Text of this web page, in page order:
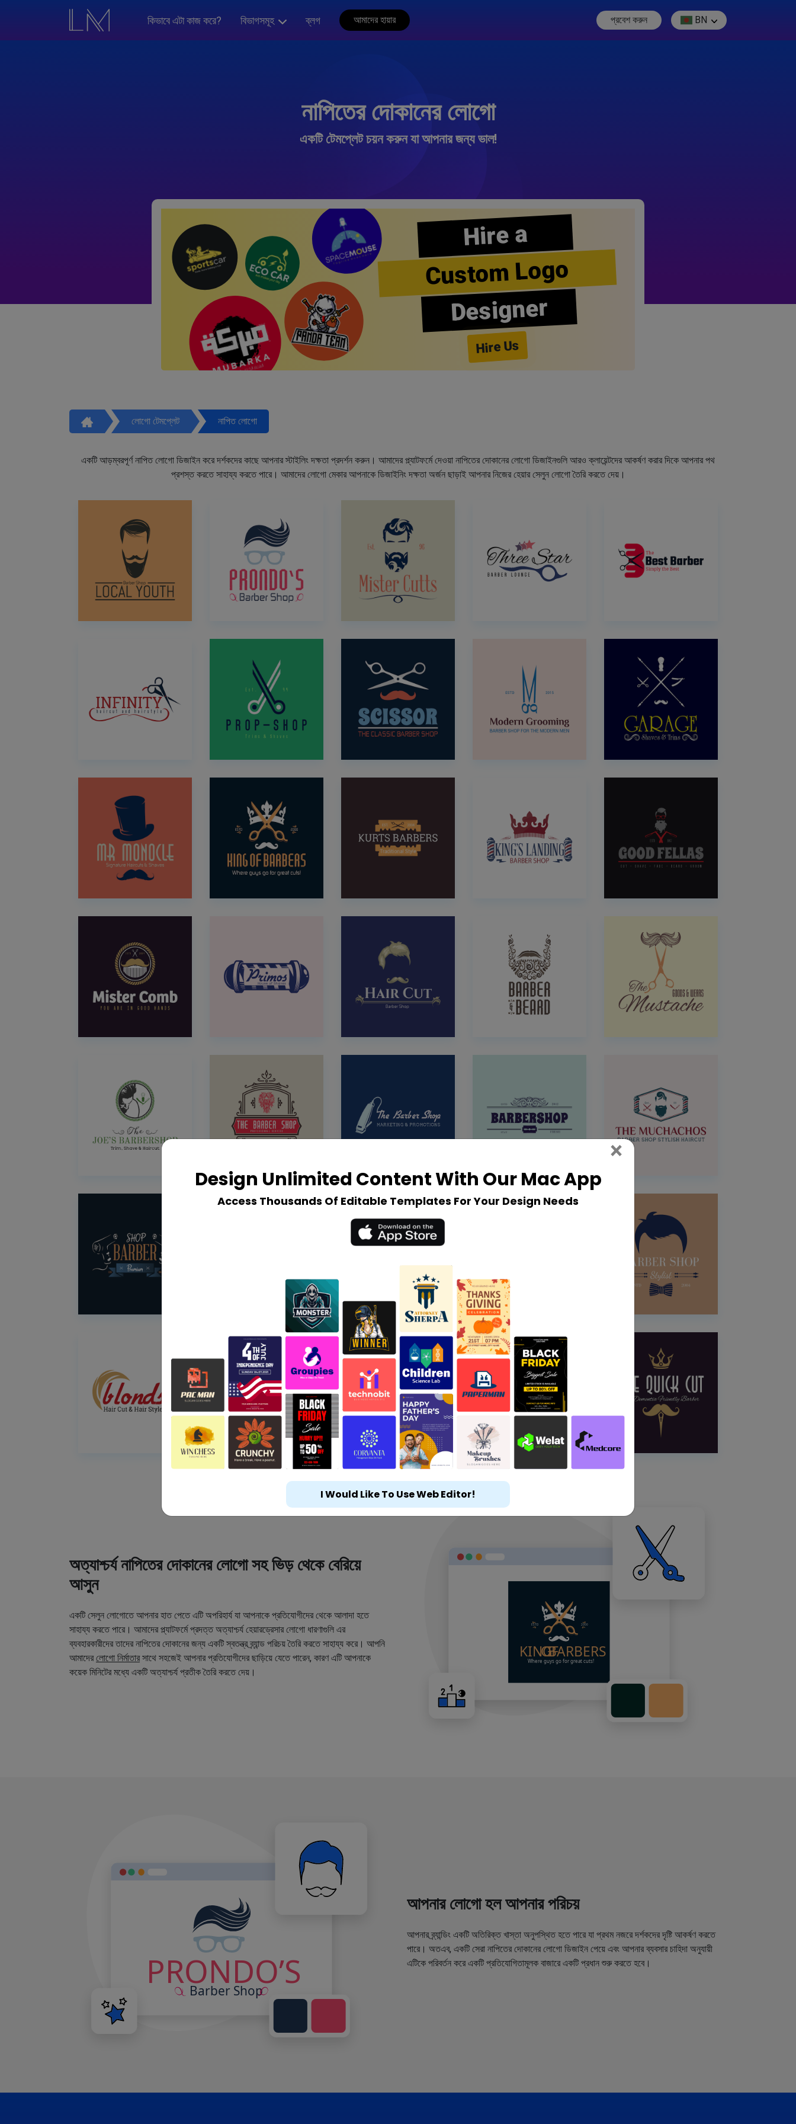
কিভাবে এটা কাজ করে? বিভাগসমূহ ব্লগ আমাদের হায়ার প্রবেশ করুন BN
নাপিতের দোকানের লোগো
একটি টেমপ্লেট চয়ন করুন যা আপনার জন্য ভাল!
Hire a
Custom Logo
Designer
Hire Us
লোগো টেমপ্লেট নাপিত লোগো
একটি আড়ম্বরপূর্ণ নাপিত লোগো ডিজাইন করে দর্শকদের কাছে আপনার স্টাইলিং দক্ষতা প্রদর্শন করুন। আমাদের প্ল্যাটফর্মে দেওয়া নাপিতের দোকানের লোগো ডিজাইনগুলি আরও ক্লায়েন্টদের আকর্ষণ করার দিকে আপনার পথ
প্রশস্ত করতে সাহায্য করতে পারে। আমাদের লোগো মেকার আপনাকে ডিজাইনিং দক্ষতা অর্জন ছাড়াই আপনার নিজের হেয়ার সেলুন লোগো তৈরি করতে দেয়।
অত্যাশ্চর্য নাপিতের দোকানের লোগো সহ ভিড় থেকে বেরিয়ে
আসুন
একটি সেলুন লোগোতে আপনার হাত পেতে এটি অপরিহার্য যা আপনাকে প্রতিযোগীদের থেকে আলাদা হতে
সাহায্য করতে পারে। আমাদের প্ল্যাটফর্মে প্রদত্ত অত্যাশ্চর্য হেয়ারড্রেসার লোগো ধারণাগুলি এর
ব্যবহারকারীদের তাদের নাপিতের দোকানের জন্য একটি স্বতন্ত্র ব্র্যান্ড পরিচয় তৈরি করতে সাহায্য করে। আপনি
আমাদেরলোগো নির্মাতারসাথে সহজেই আপনার প্রতিযোগীদের ছাড়িয়ে যেতে পারেন, কারণ এটি আপনাকে
কয়েক মিনিটের মধ্যে একটি অত্যাশ্চর্য প্রতীক তৈরি করতে দেয়।
আপনার লোগো হল আপনার পরিচয়
আপনার ব্র্যান্ডিং একটি অতিরিক্ত খাস্তা অনুপস্থিত হতে পারে যা প্রথম নজরে দর্শকদের দৃষ্টি আকর্ষণ করতে
পারে। অতএব, একটি সেরা নাপিতের দোকানের লোগো ডিজাইন পেয়ে এবং আপনার ব্যবসার চাহিদা অনুযায়ী
এটিকে পরিবর্তন করে একটি প্রতিযোগিতামূলক বাজারে একটি প্রধান শুরু করতে হবে।
Design Unlimited Content With Our Mac App
Access Thousands Of Editable Templates For Your Design Needs
× Close
I Would Like To Use Web Editor!